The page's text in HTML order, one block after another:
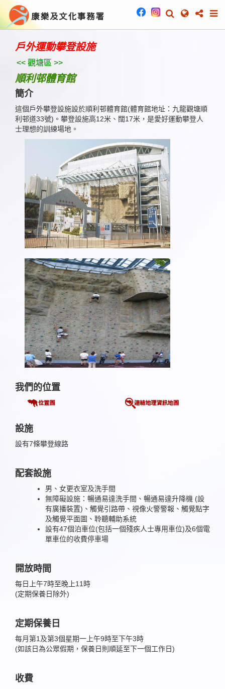
戶外運動攀登設施
<< 觀塘區 >>
順利邨體育館
簡介
這個戶外攀登設施設於順利邨體育館(體育館地址：九龍觀塘順
利邨道33號)。攀登設施高12米、闊17米，是愛好運動攀登人
士理想的訓練場地。
我們的位置
設施
設有7條攀登線路
配套設施
男、女更衣室及洗手間
無障礙設施：暢通易達洗手間、暢通易達升降機 (設
有廣播裝置)、觸覺引路帶、視像火警警報、觸覺點字
及觸覺平面圖、聆聽輔助系統
設有47個泊車位(包括一個殘疾人士專用車位)及6個電
單車位的收費停車場
開放時間
每日上午7時至晚上11時
(定期保養日除外)
定期保養日
每月第1及第3個星期一上午9時至下午3時
(如該日為公眾假期，保養日則順延至下一個工作日)
收費